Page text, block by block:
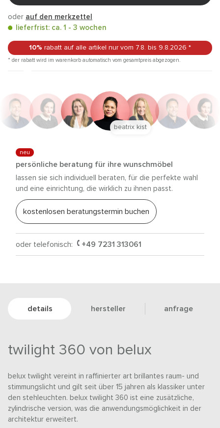
oder auf den merkzettel
lieferfrist: ca. 1 - 3 wochen
10% rabatt auf alle artikel nur vom 7.8. bis 9.8.2026 *
* der rabatt wird im warenkorb automatisch vom gesamtpreis abgezogen.
neu
persönliche beratung für ihre wunschmöbel
lassen sie sich individuell beraten, für die perfekte wahl
und eine einrichtung, die wirklich zu ihnen passt.
kostenlosen beratungstermin buchen
oder telefonisch: +49 7231 313061
beatrix kist
details hersteller anfrage
twilight 360 von belux
belux twilight vereint in raffinierter art brillantes raum- und
stimmungslicht und gilt seit über 15 jahren als klassiker unter
den stehleuchten. belux twilight 360 ist eine zusätzliche,
zylindrische version, was die anwendungsmöglichkeit in der
architektur erweitert.